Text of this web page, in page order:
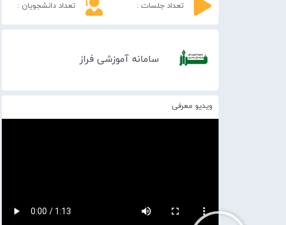
تعداد جلسات : تعداد دانشجویان :
سامانه آموزشی فراز
ویدیو معرفی